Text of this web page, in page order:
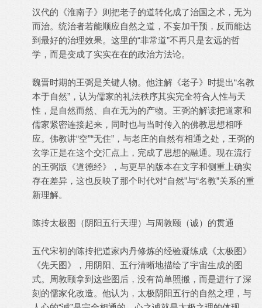
汉代的《淮南子》则把老子的道转化成了治国之术，无为
而治。统治者若能顺应自然之道，不妄加干预，反而能达
到最好的治理效果。这里的“非常道”不再只是玄远的哲
学，而是变成了实实在在的政治方法论。
魏晋时期的王弼是关键人物。他注解《老子》时提出“名教
本于自然”，认为儒家的礼法秩序其实完全符合人性与天
性，是自然而然、自在无为的产物。王弼的解读把道家和
儒家紧密连接起来，同时也与当时传入的佛教思想相呼
应。佛教讲“空”“无住”，与老庄的自然有相通之处，王弼的
玄学正是在这个交汇点上，完成了思想的融通。现在流行
的王弼版《道德经》，与更早的版本在文字和侧重上确实
存在差异，这也反映了那个时代对“自然”与“名教”关系的重
新理解。
陈抟太极图（阴阳五行天理）与周敦颐（诚）的贯通
五代宋初的陈抟把道家内丹修炼的经验凝练成《太极图》
《先天图》，用阴阳、五行清晰地描绘了宇宙生成的图
式。周敦颐拿到这些图后，没有简单照搬，而是进行了深
刻的儒家化改造。他认为，太极阴阳五行的自然之理，与